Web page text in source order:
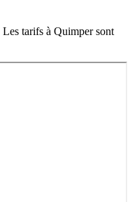
Les tarifs à Quimper sont